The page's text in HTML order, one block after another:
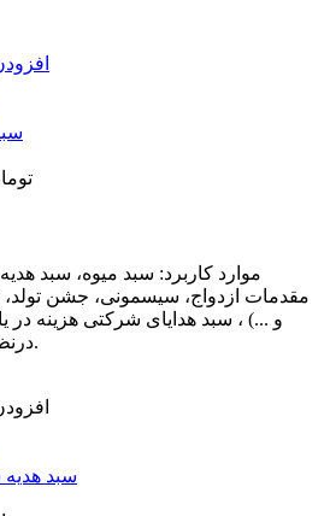
800,000
موارد کاربرد: سبد میوه، سبد
مقدمات ازدواج، سیسمونی، جشن
درنظر گرفته شده است.